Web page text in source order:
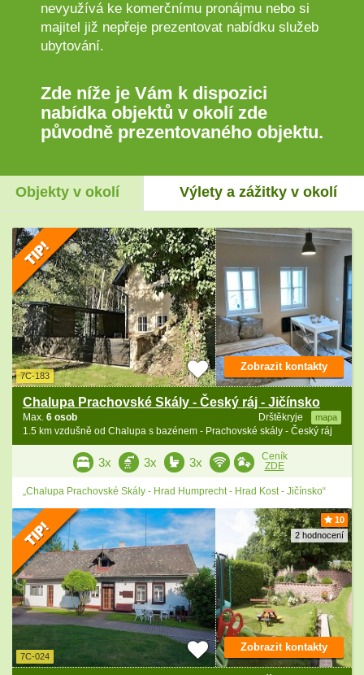
nevyužívá ke komerčnímu pronájmu nebo si
majitel již nepřeje prezentovat nabídku služeb
ubytování.
Zde níže je Vám k dispozici
nabídka objektů v okolí zde
původně prezentovaného objektu.
Objekty v okolí Výlety a zážitky v okolí
7C-183
Chalupa Prachovské Skály - Český ráj - Jičínsko
Drštěkryje mapa
Max. 6 osob
1.5 km vzdušně od Chalupa s bazénem - Prachovské skály - Český ráj
Zobrazit kontakty
3x 3x 3x
Ceník
ZDE
„Chalupa Prachovské Skály - Hrad Humprecht - Hrad Kost - Jičínsko“
10
2 hodnocení
7C-024
Zobrazit kontakty